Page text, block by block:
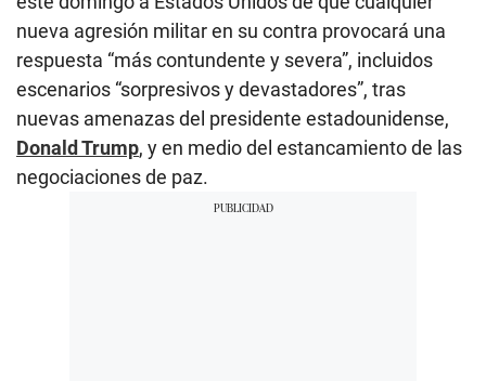
nueva agresión militar en su contra provocará una
respuesta “más contundente y severa”, incluidos
escenarios “sorpresivos y devastadores”, tras
nuevas amenazas del presidente estadounidense,
Donald Trump, y en medio del estancamiento de las
negociaciones de paz.